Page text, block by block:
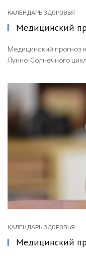
КАЛЕНДАРЬ ЗДОРОВЬЯ
Медицинский
Медицинский прогноз
Лунно-Солнечного
КАЛЕНДАРЬ ЗДОРОВЬЯ
Медицинский